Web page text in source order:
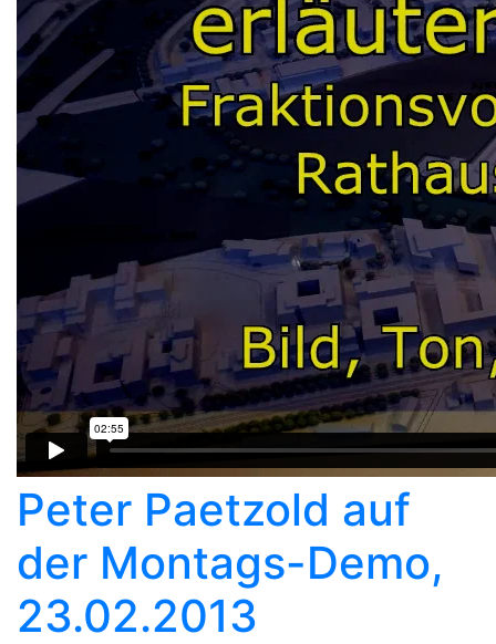
Peter Paetzold auf
der Montags-Demo,
23.02.2013